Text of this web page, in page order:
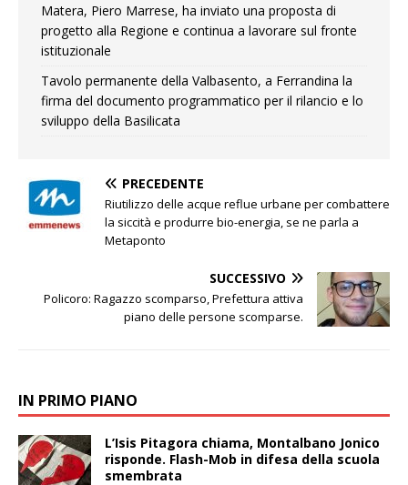
Matera, Piero Marrese, ha inviato una proposta di
progetto alla Regione e continua a lavorare sul fronte
istituzionale
Tavolo permanente della Valbasento, a Ferrandina la
firma del documento programmatico per il rilancio e lo
sviluppo della Basilicata
PRECEDENTE
Riutilizzo delle acque reflue urbane per combattere
la siccità e produrre bio-energia, se ne parla a
Metaponto
SUCCESSIVO
Policoro: Ragazzo scomparso, Prefettura attiva
piano delle persone scomparse.
IN PRIMO PIANO
L’Isis Pitagora chiama, Montalbano Jonico
risponde. Flash-Mob in difesa della scuola
smembrata